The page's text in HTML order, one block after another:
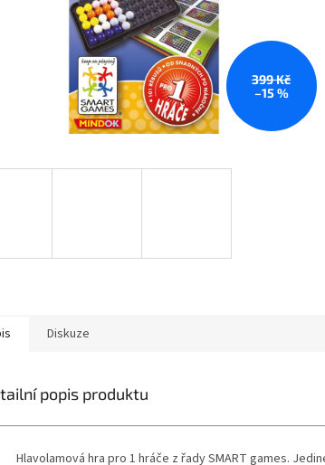
399 Kč
–15 %
Diskuze
popis produktu
Hlavolamová hra pro 1 hráče z řady SMART games.